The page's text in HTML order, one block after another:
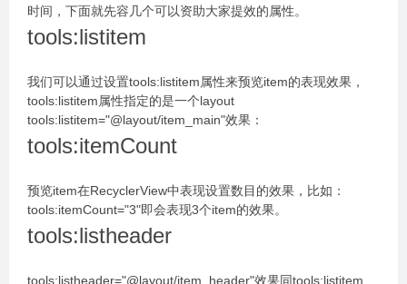
时间，下面就先容几个可以资助大家提效的属性。
tools:listitem
我们可以通过设置tools:listitem属性来预览item的表现效果，
tools:listitem属性指定的是一个layout
tools:listitem="@layout/item_main"效果：
tools:itemCount
预览item在RecyclerView中表现设置数目的效果，比如：
tools:itemCount="3"即会表现3个item的效果。
tools:listheader
tools:listheader="@layout/item_header"效果同tools:listitem